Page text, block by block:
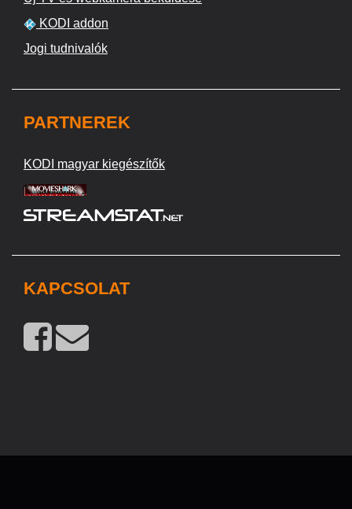
KODI addon
Jogi tudnivalók
PARTNEREK
KODI magyar kiegészítők
KAPCSOLAT